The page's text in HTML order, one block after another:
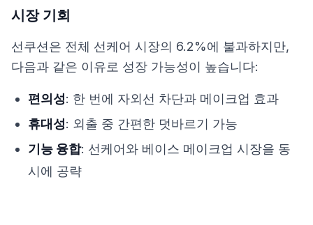
시장 기회
선쿠션은 전체 선케어 시장의 6.2%에 불과하지만,
다음과 같은 이유로 성장 가능성이 높습니다:
편의성: 한 번에 자외선 차단과 메이크업 효과
휴대성: 외출 중 간편한 덧바르기 가능
기능 융합: 선케어와 베이스 메이크업 시장을 동
시에 공략